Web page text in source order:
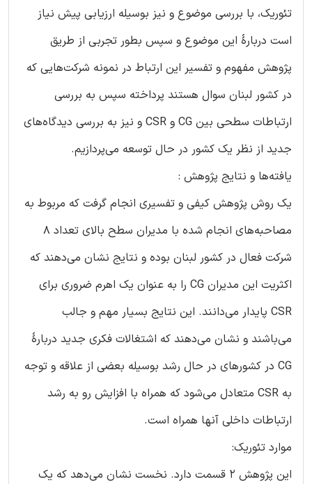
تئوریک، با بررسی موضوع و نیز بوسیله ارزیابی پیش نیاز
است دربارۀ این موضوع و سپس بطور تجربی از طریق
پژوهش مفهوم و تفسیر این ارتباط در نمونه شرکت‌هایی که
در کشور لبنان سوال هستند پرداخته سپس به بررسی
ارتباطات سطحی بین CG و CSR و نیز به بررسی دیدگاه‌های
جدید از نظر یک کشور در حال توسعه می‌پردازیم.
یافته‌ها و نتایج پژوهش :
یک روش پژوهش کیفی و تفسیری انجام گرفت که مربوط به
مصاحبه‌های انجام شده با مدیران سطح بالای تعداد 8
شرکت فعال در کشور لبنان بوده و نتایج نشان می‌دهند که
اکثریت این مدیران CG را به عنوان یک اهرم ضروری برای
CSR پایدار می‌دانند. این نتایج بسیار مهم و جالب
می‌باشند و نشان می‌دهند که اشتغالات فکری جدید دربارۀ
CG در کشورهای در حال رشد بوسیله بعضی از علاقه و توجه
به CSR متعادل می‌شود که همراه با افزایش رو به رشد
ارتباطات داخلی آنها همراه است.
موارد تئوریک:
این پژوهش 2 قسمت دارد. نخست نشان می‌دهد که یک